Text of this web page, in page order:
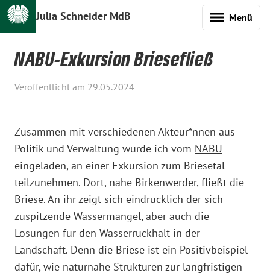
Julia Schneider MdB Menü
NABU-Exkursion Briesefließ
Veröffentlicht am 29.05.2024
Zusammen mit verschiedenen Akteur*nnen aus
Politik und Verwaltung wurde ich vom NABU
eingeladen, an einer Exkursion zum Briesetal
teilzunehmen. Dort, nahe Birkenwerder, fließt die
Briese. An ihr zeigt sich eindrücklich der sich
zuspitzende Wassermangel, aber auch die
Lösungen für den Wasserrückhalt in der
Landschaft. Denn die Briese ist ein Positivbeispiel
dafür, wie naturnahe Strukturen zur langfristigen